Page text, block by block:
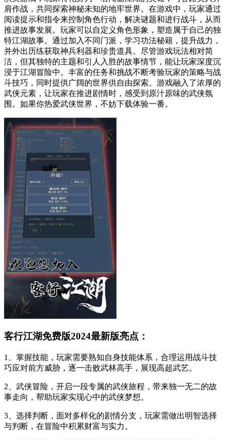
肩作战，共同探索神秘未知的地牢世界。在游戏中，玩家通过
阅读提示和指令来控制角色行动，解决谜题和进行战斗，从而
推进故事发展。玩家可以自定义角色形象，塑造属于自己的独
特江湖故事。通过加入不同门派，学习功法秘籍，提升战力，
并外出历练获取神兵利器和珍贵道具。尽管游戏玩法相对简
洁，但其独特的主题和引人入胜的故事情节，能让玩家深度沉
浸于江湖冒险中。丰富的任务和挑战不断考验玩家的策略与战
斗技巧，同时提供广阔的世界供自由探索。游戏融入了浓厚的
武侠元素，让玩家在推进剧情时，感受到原汁原味的武侠氛
围。如果你热爱武侠世界，不妨下载体验一番。
客行江湖免费版2024最新版亮点：
1、掌握技能，玩家需要熟知自身技能体系，合理运用战斗技
巧应对前方威胁，逐一击败武林高手，展现高超武艺。
2、武侠冒险，开启一段专属的武侠旅程，带来独一无二的故
事走向，帮助玩家实现心中的武侠梦想。
3、选择判断，面对多样化的剧情分支，玩家需做出明智选择
与判断，在冒险中积累财富与实力。